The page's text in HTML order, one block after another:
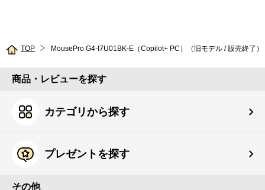
TOP MousePro G4-I7U01BK-E（Copilot+ PC）（旧モデル / 販売終了）
商品・レビューを探す
カテゴリから探す
プレゼントを探す
その他